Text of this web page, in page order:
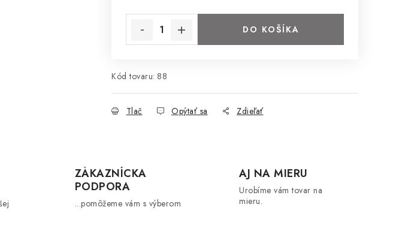
DO KOŠÍKA
Kód tovaru: 88
Tlač Opýtať sa Zdieľať
ZÁKAZNÍCKA
PODPORA
...pomôžeme vám s výberom
AJ NA MIERU
Urobíme vám tovar na
mieru.